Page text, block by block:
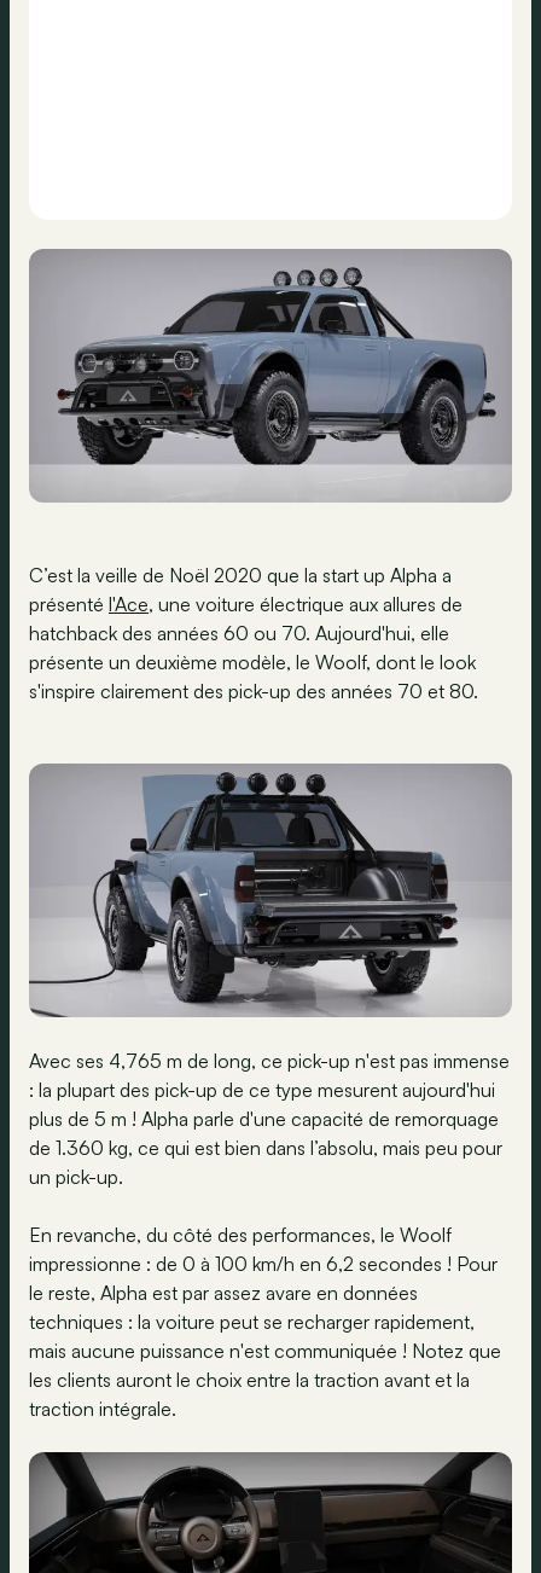
C’est la veille de Noël 2020 que la start up Alpha a
présenté l'Ace, une voiture électrique aux allures de
hatchback des années 60 ou 70. Aujourd'hui, elle
présente un deuxième modèle, le Woolf, dont le look
s'inspire clairement des pick-up des années 70 et 80.
Avec ses 4,765 m de long, ce pick-up n'est pas immense
: la plupart des pick-up de ce type mesurent aujourd'hui
plus de 5 m ! Alpha parle d'une capacité de remorquage
de 1.360 kg, ce qui est bien dans l’absolu, mais peu pour
un pick-up.
En revanche, du côté des performances, le Woolf
impressionne : de 0 à 100 km/h en 6,2 secondes ! Pour
le reste, Alpha est par assez avare en données
techniques : la voiture peut se recharger rapidement,
mais aucune puissance n'est communiquée ! Notez que
les clients auront le choix entre la traction avant et la
traction intégrale.